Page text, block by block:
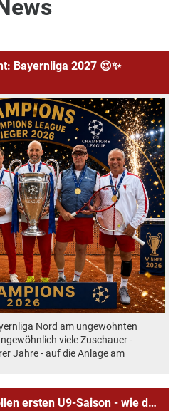
News
Bayernliga 2027 😍✨
Nord am ungewohnten
viele Zuschauer -
Jahre - auf die Anlage am
Kurioses Ende einer tollen ersten U9-Saison - wie das Wetter und der Verkehr einen Spieltag entscheiden kann